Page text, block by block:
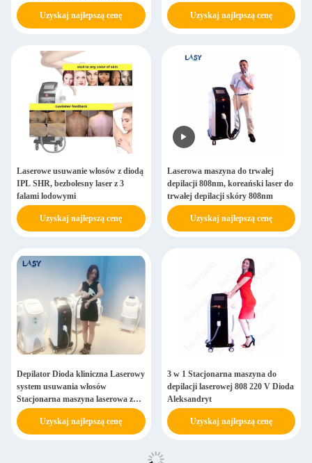
klinika 808
Uzyskaj najlepszą cenę
Uzyskaj najlepszą cenę
Laserowe usuwanie włosów z diodą
IPL SHR, bezbolesny laser z 3
falami lodowymi
Uzyskaj najlepszą cenę
Laserowa maszyna do trwałej
depilacji 808nm, koreański laser do
trwałej depilacji skóry 808nm
Uzyskaj najlepszą cenę
Depilator Dioda kliniczna Laserowy
system usuwania włosów
Stacjonarna maszyna laserowa z
diodą 808
Uzyskaj najlepszą cenę
3 w 1 Stacjonarna maszyna do
depilacji laserowej 808 220 V Dioda
Aleksandryt
Uzyskaj najlepszą cenę